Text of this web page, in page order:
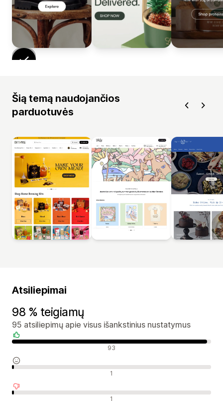
Šią temą naudojančios
parduotuvės
Atsiliepimai
98 % teigiamų
95 atsiliepimų apie visus išankstinius nustatymus
Teigiami atsiliepimai 93
Neutralūs atsiliepimai 1
Neigiami atsiliepimai 1